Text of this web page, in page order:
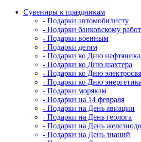
Сувениры к праздникам
- Подарки автомобилисту
- Подарки банковскому
- Подарки военным
- Подарки детям
- Подарки ко Дню нефтяника
- Подарки ко Дню шахтера
- Подарки ко Дню
- Подарки ко Дню энергетика
- Подарки морякам
- Подарки на 14 февраля
- Подарки на День авиации
- Подарки на День геолога
- Подарки на День
- Подарки на День знаний